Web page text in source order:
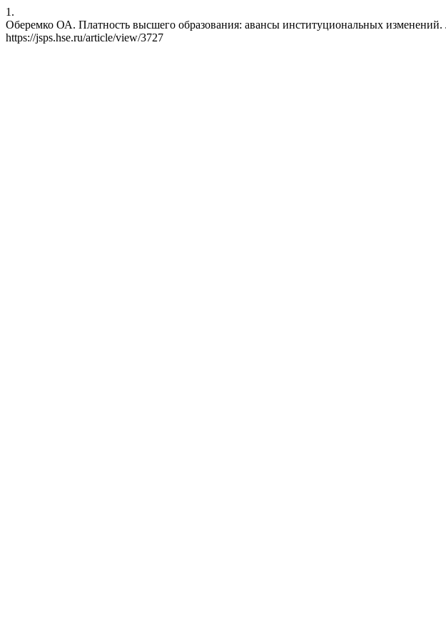
1.
Оберемко ОА. Платность высшего образования: авансы институциональных изменений.
https://jsps.hse.ru/article/view/3727